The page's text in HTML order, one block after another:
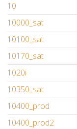
10
10000_sat
10100_sat
10170_sat
1020i
10350_sat
10400_prod
10400_prod2